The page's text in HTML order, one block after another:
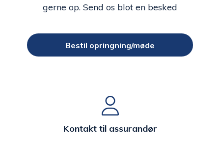
gerne op. Send os blot en besked
Bestil opringning/møde
Kontakt til assurandør